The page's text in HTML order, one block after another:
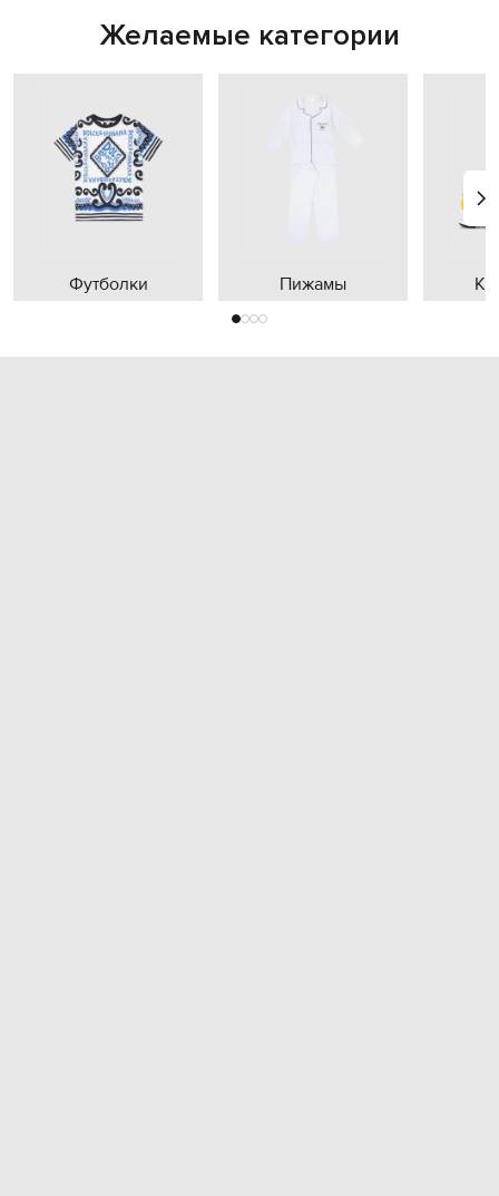
Желаемые категории
Футболки Пижамы